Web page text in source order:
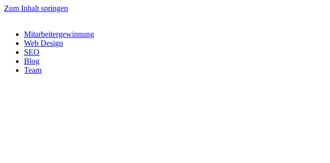
Zum Inhalt springen
Mitarbeitergewinnung
Web Design
SEO
Blog
Team